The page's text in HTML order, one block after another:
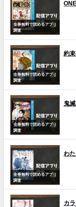
全巻無料で読めるアプリ
調査
全巻無料で読めるアプリ
調査
約
全巻無料で読めるアプリ
調査
鬼
全巻無料で読めるアプリ
調査
わ
カ